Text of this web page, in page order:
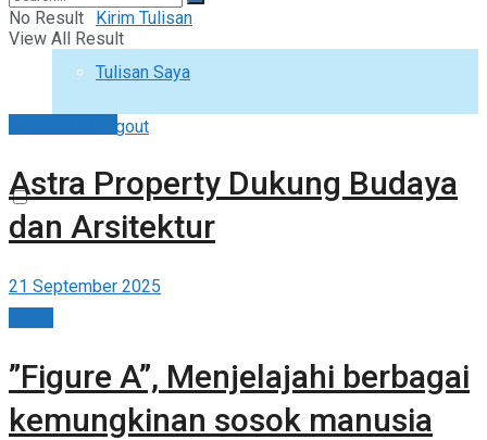
Kirim Tulisan
Tulisan Saya
Logout
No Result
View All Result
Astra Property Dukung Budaya
dan Arsitektur
21 September 2025
”Figure A”, Menjelajahi berbagai
kemungkinan sosok manusia